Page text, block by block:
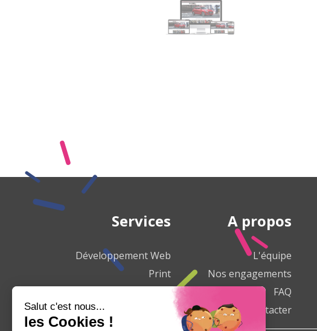
Services
Développement Web
Print
Charte de qualité
A propos
L'équipe
Nos engagements
FAQ
Nous contacter